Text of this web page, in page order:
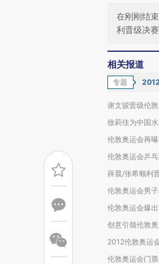
在刚刚结
利晋级决赛
相关报道
专题
谢文骏晋级伦
徐莉佳为中国
伦敦奥运会再
伦敦奥运会乒
薛晨/张希顺利
伦敦奥运会男
伦敦奥运会爆
创意引领伦敦
2012伦敦奥运
伦敦奥运会门